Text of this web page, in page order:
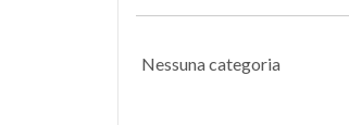
Nessuna categoria